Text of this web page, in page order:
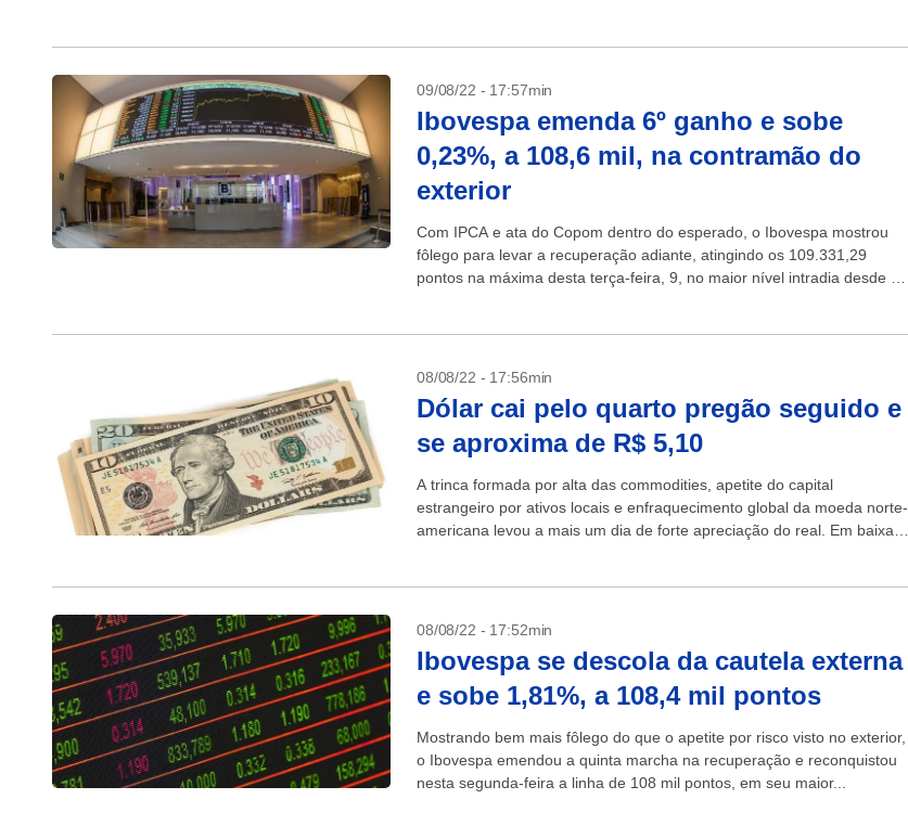
09/08/22 - 17:57min
Ibovespa emenda 6º ganho e sobe
0,23%, a 108,6 mil, na contramão do
exterior
Com IPCA e ata do Copom dentro do esperado, o Ibovespa mostrou
fôlego para levar a recuperação adiante, atingindo os 109.331,29
pontos na máxima desta terça-feira, 9, no maior nível intradia desde 8
08/08/22 - 17:56min
Dólar cai pelo quarto pregão seguido e
se aproxima de R$ 5,10
A trinca formada por alta das commodities, apetite do capital
estrangeiro por ativos locais e enfraquecimento global da moeda norte-
americana levou a mais um dia de forte apreciação do real. Em baixa
08/08/22 - 17:52min
Ibovespa se descola da cautela externa
e sobe 1,81%, a 108,4 mil pontos
Mostrando bem mais fôlego do que o apetite por risco visto no exterior,
o Ibovespa emendou a quinta marcha na recuperação e reconquistou
nesta segunda-feira a linha de 108 mil pontos, em seu maior...